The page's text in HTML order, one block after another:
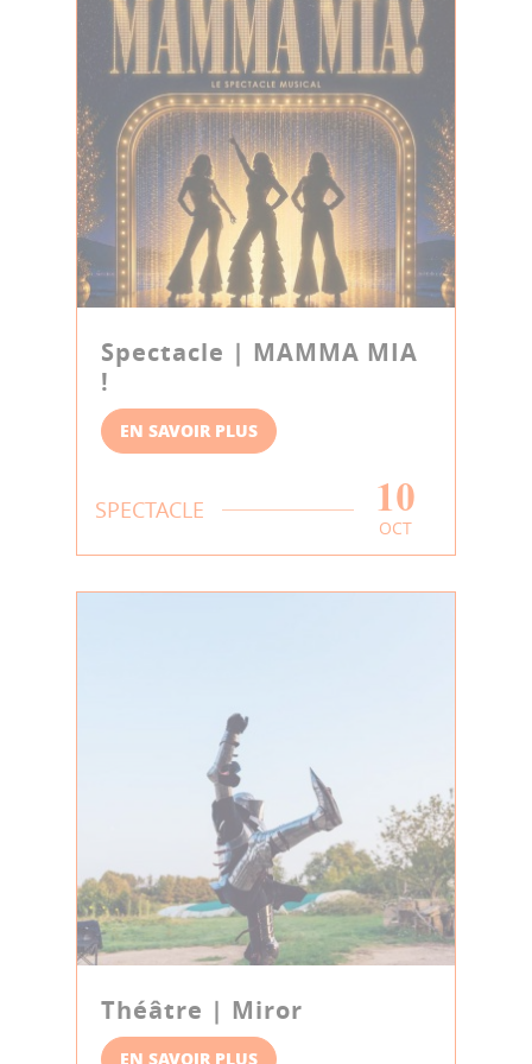
Spectacle | MAMMA MIA
!
EN SAVOIR PLUS
SPECTACLE 10
OCT
Théâtre | Miror
EN SAVOIR PLUS